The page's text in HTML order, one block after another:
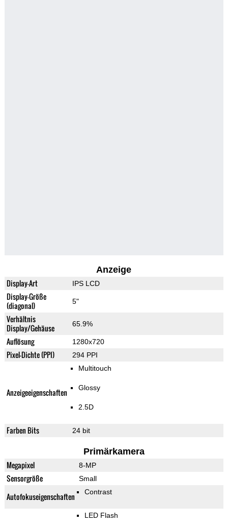
Anzeige
Display-Art IPS LCD
Display-Größe
(diagonal)
5"
Verhältnis
Display/Gehäuse
65.9%
Auflösung 1280x720
Pixel-Dichte (PPI) 294 PPI
Anzeigeeigenschaften
Multitouch
Glossy
2.5D
Farben Bits 24 bit
Primärkamera
Megapixel 8-MP
Sensorgröße Small
Autofokuseigenschaften Contrast
LED Flash